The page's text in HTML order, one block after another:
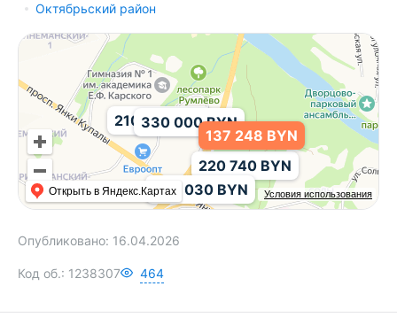
Октябрьский район
Условия использования
Открыть в Яндекс.Картах
258 455 BYN
210 214 BYN
220 740 BYN
497 030 BYN
330 000 BYN
137 248 BYN
Опубликовано: 16.04.2026
Код об.: 1238307 464